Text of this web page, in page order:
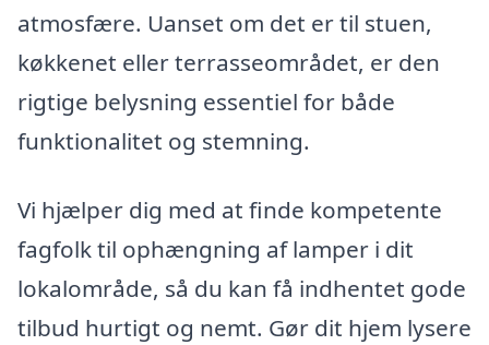
atmosfære. Uanset om det er til stuen,
køkkenet eller terrasseområdet, er den
rigtige belysning essentiel for både
funktionalitet og stemning.
Vi hjælper dig med at finde kompetente
fagfolk til ophængning af lamper i dit
lokalområde, så du kan få indhentet gode
tilbud hurtigt og nemt. Gør dit hjem lysere